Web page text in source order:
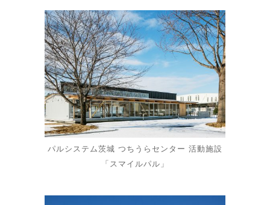
パルシステム茨城 つちうらセンター 活動施設
「スマイルパル」